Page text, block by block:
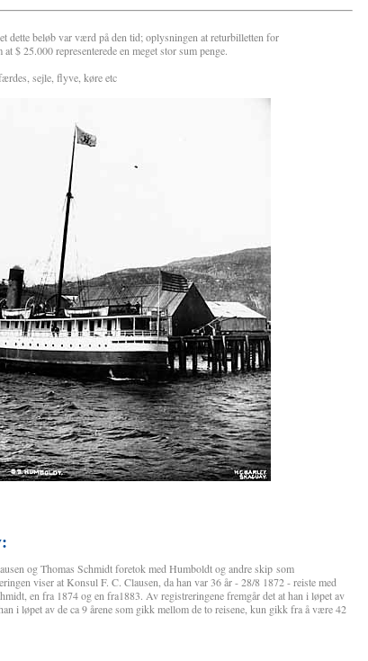
dette beløb var værd på den tid; oplysningen at returbilletten for
$ 25.000 representerede en meget stor sum penge.
sejle, flyve, køre etc
og Thomas Schmidt foretok med Humboldt og andre skip som
viser at Konsul F. C. Clausen, da han var 36 år - 28/8 1872 - reiste med
en fra 1874 og en fra1883. Av registreringene fremgår det at han i løpet av
i løpet av de ca 9 årene som gikk mellom de to reisene, kun gikk fra å være 42